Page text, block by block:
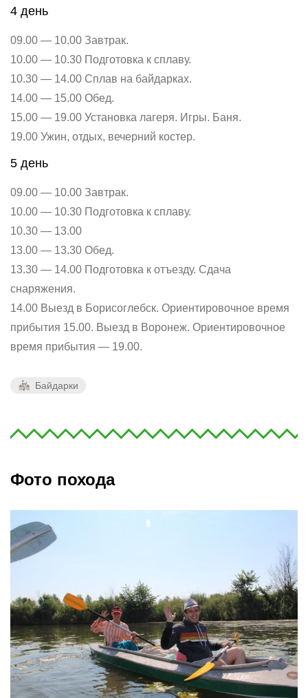
4 день
09.00 — 10.00 Завтрак.
10.00 — 10.30 Подготовка к сплаву.
10.30 — 14.00 Сплав на байдарках.
14.00 — 15.00 Обед.
15.00 — 19.00 Установка лагеря. Игры. Баня.
19.00 Ужин, отдых, вечерний костер.
5 день
09.00 — 10.00 Завтрак.
10.00 — 10.30 Подготовка к сплаву.
10.30 — 13.00
13.00 — 13.30 Обед.
13.30 — 14.00 Подготовка к отъезду. Сдача
снаряжения.
14.00 Выезд в Борисоглебск. Ориентировочное время
прибытия 15.00. Выезд в Воронеж. Ориентировочное
время прибытия — 19.00.
Байдарки
Фото похода